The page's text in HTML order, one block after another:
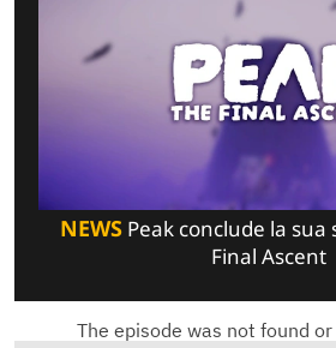
NEWSPeak conclude la sua
Final Ascent